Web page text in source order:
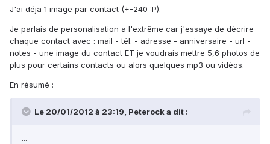
J'ai déja 1 image par contact (+-240 :P).
Je parlais de personalisation a l'extrême car j'essaye de décrire
chaque contact avec : mail - tél. - adresse - anniversaire - url -
notes - une image du contact ET je voudrais mettre 5,6 photos de
plus pour certains contacts ou alors quelques mp3 ou vidéos.
En résumé :
Le 20/01/2012 à 23:19, Peterock a dit :
...